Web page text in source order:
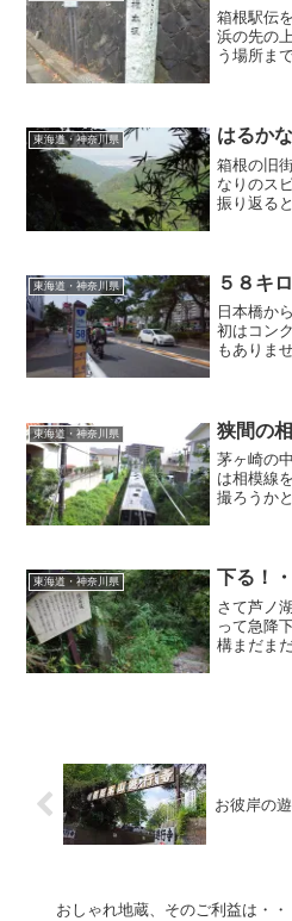
箱根駅伝
浜の先の
う場所ま
いた場所
東海道・神奈川県 はるか
箱根の旧
なりのス
振り返る
まげると
東海道・神奈川県 ５８キ
日本橋か
初はコン
もありま
→2015年9
東海道・神奈川県 狭間の
茅ヶ崎の
は相模線
撮ろうか
は乗る機
東海道・神奈川県 下る！
さて芦ノ
って急降
構まだま
お彼岸の
おしゃれ地蔵、そのご利益は・・